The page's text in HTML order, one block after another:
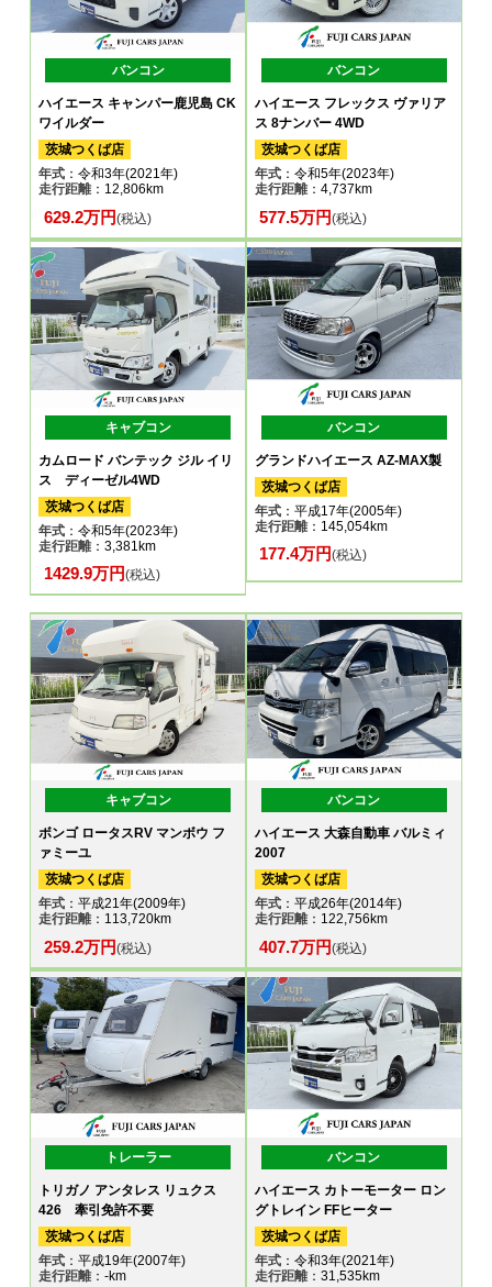
バンコン
ハイエース キャンパー鹿児島 CK
ワイルダー
茨城つくば店
年式 ：令和3年(2021年)
走行距離：12,806km
629.2万円(税込)
バンコン
ハイエース フレックス ヴァリア
ス 8ナンバー 4WD
茨城つくば店
年式：令和5年(2023年)
走行距離：4,737km
577.5万円(税込)
キャブコン
カムロード バンテック ジル イリ
ス ディーゼル4WD
茨城つくば店
年式 ：令和5年(2023年)
走行距離：3,381km
1429.9万円(税込)
バンコン
グランドハイエース AZ-MAX製
茨城つくば店
年式：平成17年(2005年)
走行距離：145,054km
177.4万円(税込)
キャブコン
ボンゴ ロータスRV マンボウ フ
ァミーユ
茨城つくば店
年式 ：平成21年(2009年)
走行距離：113,720km
259.2万円(税込)
バンコン
ハイエース 大森自動車 バルミィ
2007
茨城つくば店
年式：平成26年(2014年)
走行距離：122,756km
407.7万円(税込)
トレーラー
トリガノ アンタレス リュクス
426 牽引免許不要
茨城つくば店
年式 ：平成19年(2007年)
走行距離：-km
バンコン
ハイエース カトーモーター ロン
グトレイン FFヒーター
茨城つくば店
年式：令和3年(2021年)
走行距離：31,535km